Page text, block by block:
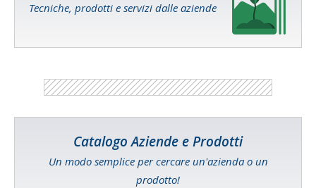
Tecniche, prodotti e servizi dalle aziende
Catalogo Aziende e Prodotti
Un modo semplice per cercare un'azienda o un
prodotto!